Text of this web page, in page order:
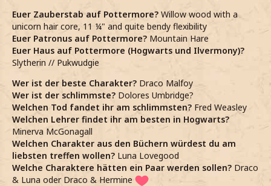
Euer Zauberstab auf Pottermore? Willow wood with a
unicorn hair core, 11 ¼" and quite bendy flexibility
Euer Patronus auf Pottermore? Mountain Hare
Euer Haus auf Pottermore (Hogwarts und Ilvermony)?
Slytherin // Pukwudgie
Wer ist der beste Charakter? Draco Malfoy
Wer ist der schlimmste? Dolores Umbridge?
Welchen Tod fandet ihr am schlimmsten? Fred Weasley
Welchen Lehrer findet ihr am besten in Hogwarts?
Minerva McGonagall
Welchen Charakter aus den Büchern würdest du am
liebsten treffen wollen? Luna Lovegood
Welche Charaktere hätten ein Paar werden sollen? Draco
& Luna oder Draco & Hermine